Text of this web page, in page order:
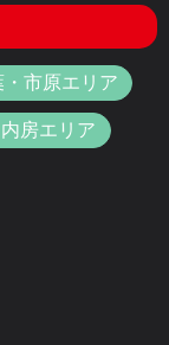
・市原エリア
房エリア